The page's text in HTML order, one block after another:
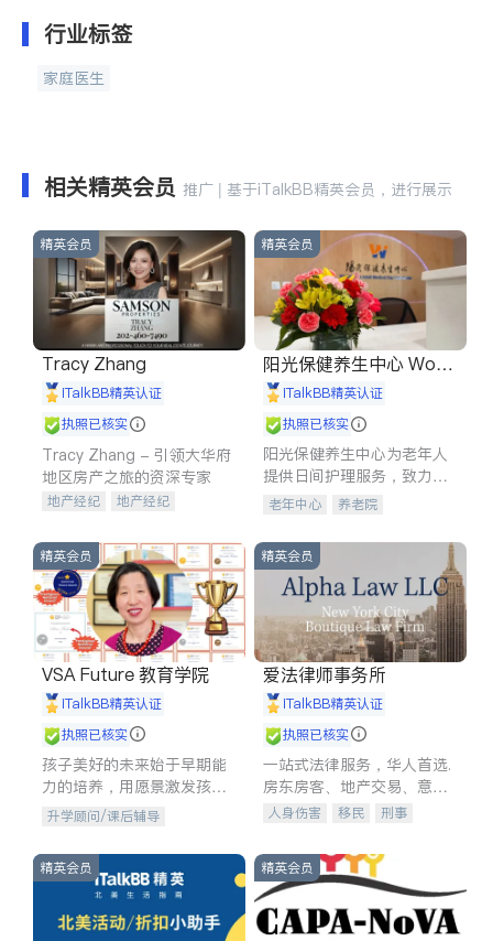
行业标签
家庭医生
相关精英会员 推广 | 基于iTalkBB精英会员，进行展示
精英会员
Tracy Zhang
iTalkBB精英认证
执照已核实
Tracy Zhang - 引领大华府
地区房产之旅的资深专家
地产经纪
地产经纪
商铺租售
开发商建商
精英会员
阳光保健养生中心 World
shine
iTalkBB精英认证
执照已核实
阳光保健养生中心为老年人
提供日间护理服务，致力于
通过持续的护理创新来有效
老年中心 养老院
精英会员
VSA Future 教育学院
iTalkBB精英认证
执照已核实
孩子美好的未来始于早期能
力的培养，用愿景激发孩子
的学习潜力和动力。理念：
拥有成长型心态是成功的基
石。
升学顾问/课后辅导
精英会员
爱法律师事务所
iTalkBB精英认证
执照已核实
一站式法律服务，华人首选.
房东房客、地产交易、意外
伤害、车祸重伤、商业诉
建筑合同、刑事案件全包办
人身伤害 移民
刑事
信托/遗嘱
商业
索赔
律师-其它 保释
精英会员 精英会员